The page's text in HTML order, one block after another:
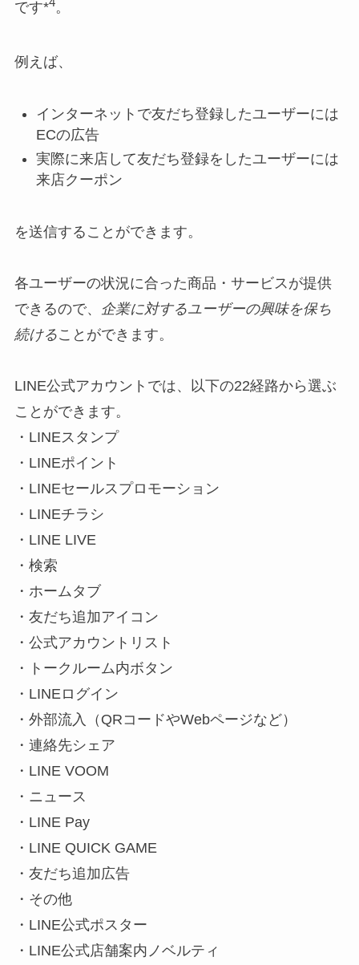
です* 。
例えば、
インターネットで友だち登録したユーザーには
ECの広告
実際に来店して友だち登録をしたユーザーには
来店クーポン
を送信することができます。
各ユーザーの状況に合った商品・サービスが提供
できるので、
企業に対するユーザーの興味を保ち
続けることができます。
LINE公式アカウントでは、以下の22経路から選ぶ
ことができます。
・LINEスタンプ
・LINEポイント
・LINEセールスプロモーション
・LINEチラシ
・LINE LIVE
・検索
・ホームタブ
・友だち追加アイコン
・公式アカウントリスト
・トークルーム内ボタン
・LINEログイン
・外部流入（QRコードやWebページなど）
・連絡先シェア
・LINE VOOM
・ニュース
・LINE Pay
・LINE QUICK GAME
・友だち追加広告
・その他
・LINE公式ポスター
・LINE公式店舗案内ノベルティ